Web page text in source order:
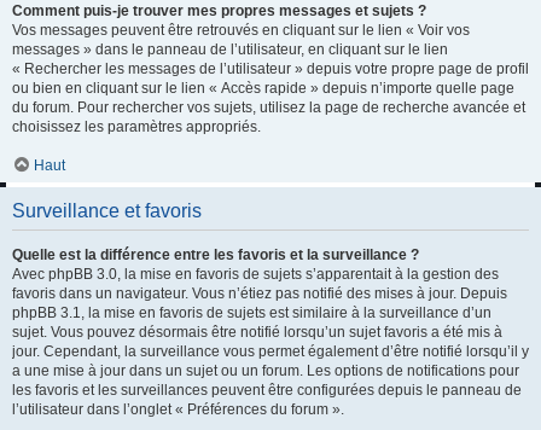
Comment puis-je trouver mes propres messages et sujets ?
Vos messages peuvent être retrouvés en cliquant sur le lien « Voir vos
messages » dans le panneau de l’utilisateur, en cliquant sur le lien
« Rechercher les messages de l’utilisateur » depuis votre propre page de profil
ou bien en cliquant sur le lien « Accès rapide » depuis n’importe quelle page
du forum. Pour rechercher vos sujets, utilisez la page de recherche avancée et
choisissez les paramètres appropriés.
Haut
Surveillance et favoris
Quelle est la différence entre les favoris et la surveillance ?
Avec phpBB 3.0, la mise en favoris de sujets s’apparentait à la gestion des
favoris dans un navigateur. Vous n’étiez pas notifié des mises à jour. Depuis
phpBB 3.1, la mise en favoris de sujets est similaire à la surveillance d’un
sujet. Vous pouvez désormais être notifié lorsqu’un sujet favoris a été mis à
jour. Cependant, la surveillance vous permet également d’être notifié lorsqu’il y
a une mise à jour dans un sujet ou un forum. Les options de notifications pour
les favoris et les surveillances peuvent être configurées depuis le panneau de
l’utilisateur dans l’onglet « Préférences du forum ».